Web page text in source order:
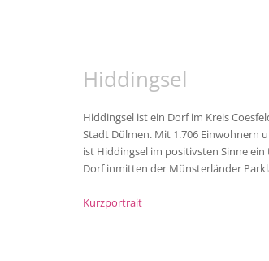
Hiddingsel
Hiddingsel ist ein Dorf im Kreis
Stadt Dülmen. Mit 1.706 Einwohnern
ist Hiddingsel im positivsten Sinne ein
Dorf inmitten der Münsterländer
Kurzportrait